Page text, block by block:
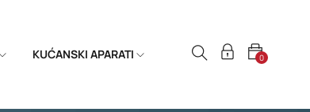
KUĆANSKI APARATI 0